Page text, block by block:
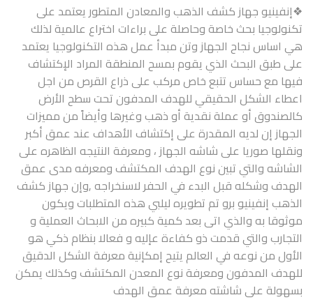
❖إنفينيو جهاز كشف الذهب والمعادن المتطور يعتمد على
تكنولوجيا بحث خاصة وحاصلة على براءات اختراع عالمية لذلك
هي اساس نجاح الجهاز وتن مبدأ عمل هذه التكنولوجيا يعتمد
على طبق البحث الذي يقوم بمسح المنطقة المراد الإكتشاف
فيها مع حساس تتبع خاص مركب على ذراع القرص من اجل
اعطاء الشكل الحقيقي للهدف المدفون تحت سطح الأرض
كالصندوق أو عملة نقدية أو ذهب وغيرها وأيضاً من مميزات
الجهاز إن لديه المقدرة على إكتشاف الأهداف عند عمق أكبر
ونقلها صوريا على شاشه الجهاز ، ومعرفة النتيجه الظاهره على
الشاشه والتي تبين نوع الهدف المكتشف ومعرفه مدى عمق
الهدف وشكله قبل البدء في الحفر لاسنخراجه ,وإن جهاز كشف
الذهب إنفينيو برو تم تطويره ليلبي هذه المتطلبات ويكون
موثوقا به والذي اتى بعد كمية كبيره من الابحاث العملية و
التجارب والتي قدمت ذو كفاءة عإليه و فعالا بنظام ذكي هو
الأول من نوعه في العالم يتيح إمكإنية معرفة الشكل الدقيق
للهدف المدفون ومعرفة نوع المعدن المكتشف وكذلك يمكن
بسهولة على شاشته معرفة عمق الهدف